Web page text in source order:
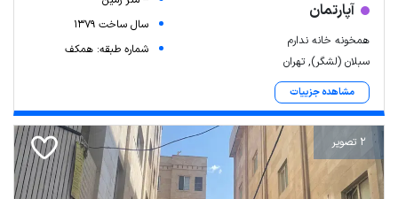
آپارتمان
همخونه خانه ندارم
سبلان (لشگر), تهران
مشاهده جزییات
سال ساخت 1379
شماره طبقه: همکف
2 تصویر